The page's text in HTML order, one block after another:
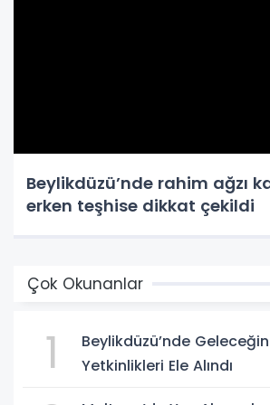
Beylikdüzü’nde rahim ağzı
erken teşhise dikkat çekildi
Çok Okunanlar
1
Beylikdüzü’nde
Yetkinlikleri Ele Alındı